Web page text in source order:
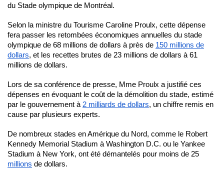
du Stade olympique de Montréal.
Selon la ministre du Tourisme Caroline Proulx, cette dépense
fera passer les retombées économiques annuelles du stade
olympique de 68 millions de dollars à près de 150 millions de
dollars, et les recettes brutes de 23 millions de dollars à 61
millions de dollars.
Lors de sa conférence de presse, Mme Proulx a justifié ces
dépenses en évoquant le coût de la démolition du stade, estimé
par le gouvernement à 2 milliards de dollars, un chiffre remis en
cause par plusieurs experts.
De nombreux stades en Amérique du Nord, comme le Robert
Kennedy Memorial Stadium à Washington D.C. ou le Yankee
Stadium à New York, ont été démantelés pour moins de 25
millions de dollars.